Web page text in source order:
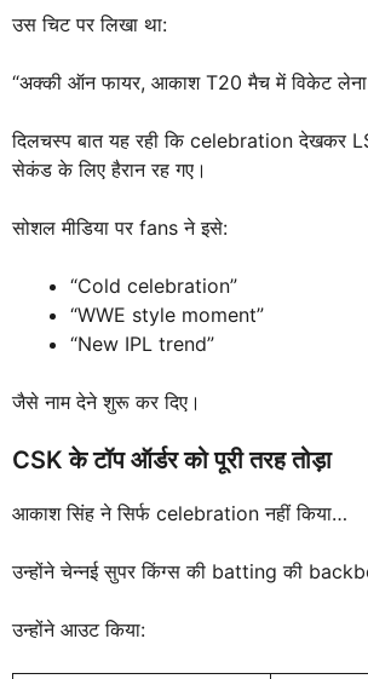
उस चिट पर लिखा था:
“अक्की ऑन फायर, आकाश T20 मैच में विकेट लेना
दिलचस्प बात यह रही कि celebration देखकर
सेकंड के लिए हैरान रह गए।
सोशल मीडिया पर fans ने इसे:
“Cold celebration”
“WWE style moment”
“New IPL trend”
जैसे नाम देने शुरू कर दिए।
CSK के टॉप ऑर्डर को पूरी तरह तोड़ा
आकाश सिंह ने सिर्फ celebration नहीं किया…
उन्होंने चेन्नई सुपर किंग्स की batting की
उन्होंने आउट किया: